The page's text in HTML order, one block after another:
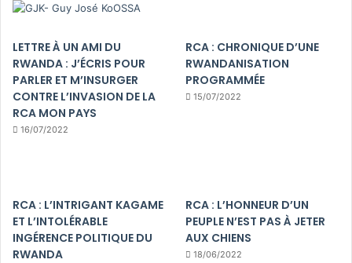
LETTRE À UN AMI DU
RWANDA : J’ÉCRIS POUR
PARLER ET M’INSURGER
CONTRE L’INVASION DE LA
RCA MON PAYS
16/07/2022
RCA : CHRONIQUE D’UNE
RWANDANISATION
PROGRAMMÉE
15/07/2022
RCA : L’INTRIGANT KAGAME
ET L’INTOLÉRABLE
INGÉRENCE POLITIQUE DU
RWANDA
RCA : L’HONNEUR D’UN
PEUPLE N’EST PAS À JETER
AUX CHIENS
18/06/2022